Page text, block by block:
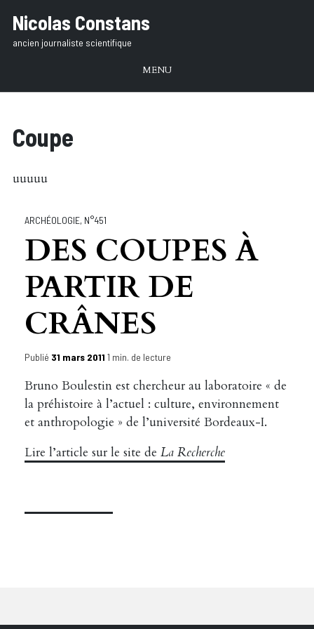
texte
Nicolas Constans
ancien journaliste scientifique
MENU
Coupe
uuuuu
ARCHÉOLOGIE, N°451
DES COUPES À
PARTIR DE
CRÂNES
Publié 31 mars 20111 min. de lecture
Bruno Boulestin est chercheur au laboratoire « de
la préhistoire à l’actuel : culture, environnement
et anthropologie » de l’université Bordeaux-I.
Lire l’article sur le site deLa Recherche